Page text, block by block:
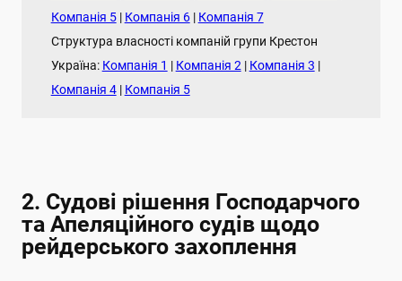
Компанія 5| Компанія 6| Компанія 7
Структура власності компаній групи Крестон
Україна: Компанія 1 | Компанія 2| Компанія 3 |
Компанія 4| Компанія 5
2. Судові рішення Господарчого
та Апеляційного судів щодо
рейдерського захоплення